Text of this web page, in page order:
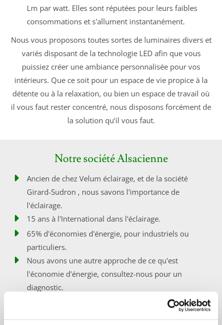
Lm par watt. Elles sont réputées pour leurs faibles
consommations et s'allument instantanément.
Nous vous proposons toutes sortes de luminaires divers et
variés disposant de la technologie LED afin que vous
puissiez créer une ambiance personnalisée pour vos
intérieurs. Que ce soit pour un espace de vie propice à la
détente ou à la relaxation, ou bien un espace de travail où
il vous faut rester concentré, nous disposons forcément de
la solution qu’il vous faut.
Notre société Alsacienne
Ancien de chez Velum éclairage, et de la société
Girard-Sudron , nous savons l'importance de
l'éclairage.
15 ans à l'International dans l'éclairage.
65% d'économies d'énergie, pour industriels ou
particuliers.
Nous avons une autre approche de ce qu'est
l'économie d'énergie, consultez-nous pour un
diagnostic.
Nous sommes dans le mode projet : Relux .
Vous cherchez un service dans l'éclairage LED ?